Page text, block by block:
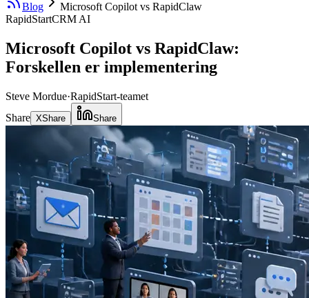
Blog
Microsoft Copilot vs RapidClaw
RapidStartCRM AI
Microsoft Copilot vs RapidClaw:
Forskellen er implementering
Steve Mordue·RapidStart-teamet
Share XShare Share